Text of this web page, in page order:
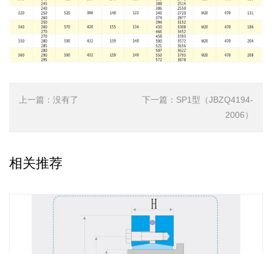
上一篇： 没有了 下一篇： SP1型（JBZQ4194-
2006）
相关推荐